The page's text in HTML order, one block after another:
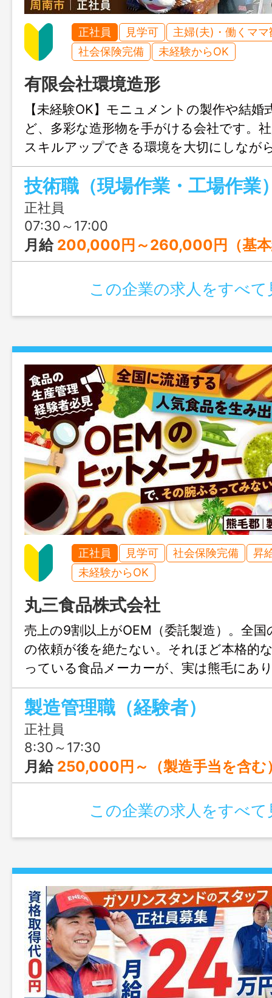
正社員 見学可
主婦(夫)・働くママ
社会保険完備
未経験からOK
有限会社環境造形
【未経験OK】モニュメントの製作や結婚
ど、多彩な造形物を手がける会社です。
スキルアップできる環境を大切にしなが
にも積極的に挑戦しています。今回は、
計3職種を募集します。
技術職（現場作業・工場作業
正社員
07:30～17:00
月給 200,000円～260,000円（基
この企業の求人をすべて
正社員 見学可 社会保険完備
昇
未経験からOK
丸三食品株式会社
売上の9割以上がOEM（委託製造）。全国
の依頼が後を絶たない。それほど本格的
っている食品メーカーが、実は熊毛にあ
ちで生み出した商品が全国の店頭に並ぶ
らの食品づくりにチャレンジしてみませ
製造管理職（経験者）
正社員
8:30～17:30
月給 250,000円～（製造手当を含む） ＜内訳＞ ・基本給：220,000円～ ・製造手当：30,000円～ ※ほか対象
この企業の求人をすべて